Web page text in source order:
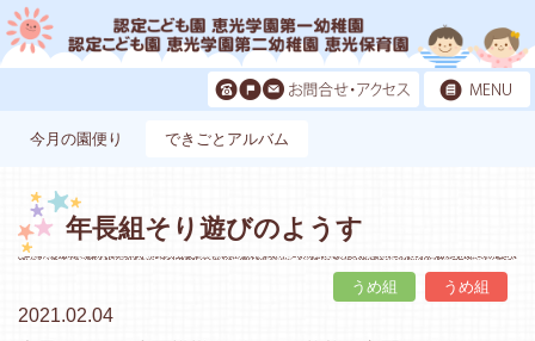
今月の園便り できごとアルバム
年長組そり遊びのようす
うめ組 うめ組
2021.02.04